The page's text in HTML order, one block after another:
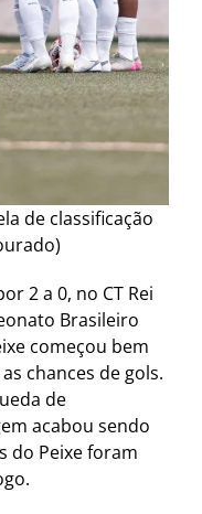
de classificação
2 a 0, no CT Rei
Brasileiro
começou bem
chances de gols.
de
acabou sendo
do Peixe foram